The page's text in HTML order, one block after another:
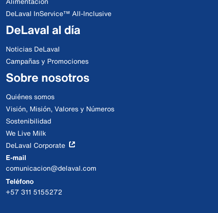
DeLaval InService™ All-Inclusive
DeLaval al día
Noticias DeLaval
Campañas y Promociones
Sobre nosotros
Quiénes somos
Visión, Misión, Valores y Números
Sostenibilidad
We Live Milk
DeLaval Corporate
E-mail
comunicacion@delaval.com
Teléfono
+57 311 5155272